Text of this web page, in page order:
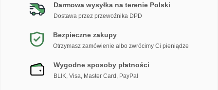
Darmowa wysyłka na terenie Polski
Dostawa przez przewoźnika DPD
Bezpieczne zakupy
Otrzymasz zamówienie albo zwrócimy Ci pieniądze
Wygodne sposoby płatności
BLIK, Visa, Master Card, PayPal